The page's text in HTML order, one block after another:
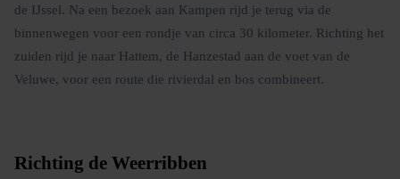
de IJssel. Na een bezoek aan Kampen rijd je terug via de
binnenwegen voor een rondje van circa 30 kilometer. Richting het
zuiden rijd je naar Hattem, de Hanzestad aan de voet van de
Veluwe, voor een route die rivierdal en bos combineert.
Richting de Weerribben